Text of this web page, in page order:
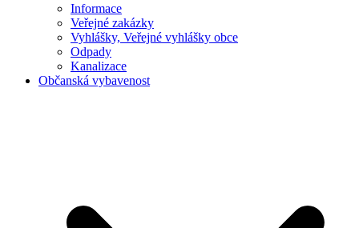
Informace
Veřejné zakázky
Vyhlášky, Veřejné vyhlášky obce
Odpady
Kanalizace
Občanská vybavenost